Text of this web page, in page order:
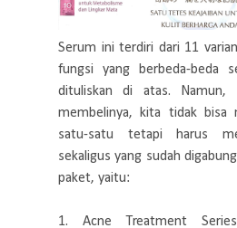
Serum ini terdiri dari 11
fungsi yang berbeda-beda
dituliskan di atas. Namun,
membelinya, kita tidak bisa
satu-satu tetapi harus
sekaligus yang sudah
paket, yaitu:
1. Acne Treatment